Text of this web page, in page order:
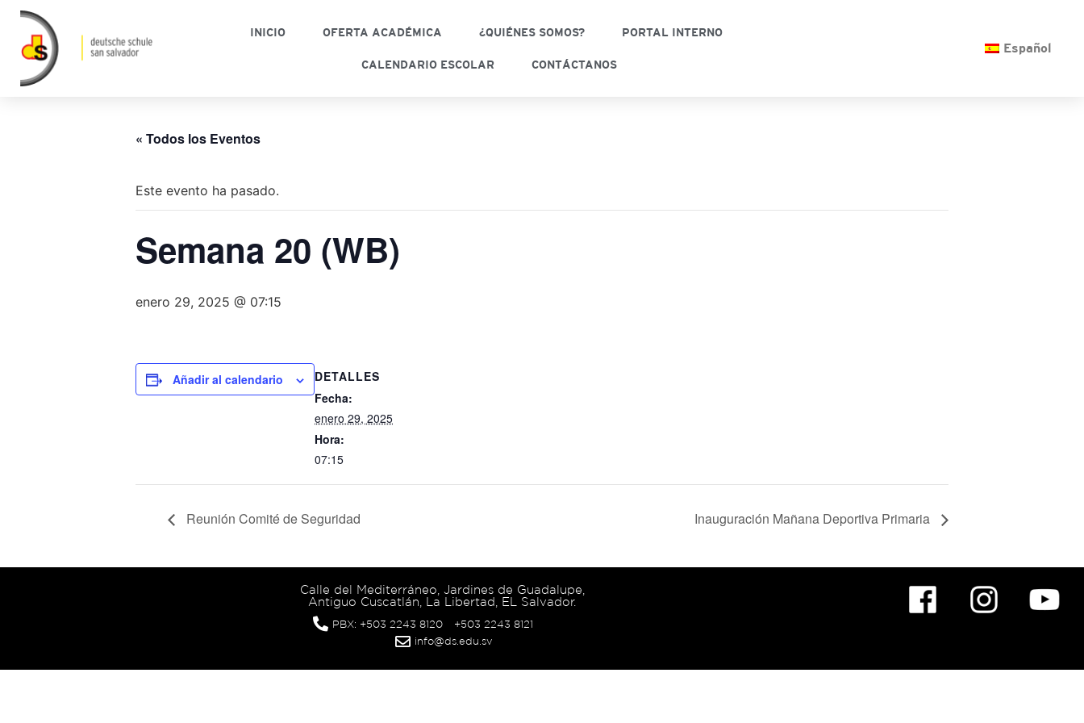
INICIO OFERTA ACADÉMICA ¿QUIÉNES SOMOS? PORTAL INTERNO
CALENDARIO ESCOLAR CONTÁCTANOS
Español
« Todos los Eventos
Este evento ha pasado.
Semana 20 (WB)
enero 29, 2025 @ 07:15
Añadir al calendario
DETALLES
Fecha:
enero 29, 2025
Hora:
07:15
Reunión Comité de Seguridad Inauguración Mañana Deportiva Primaria
Calle del Mediterráneo, Jardines de Guadalupe,
Antiguo Cuscatlán, La Libertad, EL Salvador.
PBX: +503 2243 8120
+503 2243 8121
info@ds.edu.sv